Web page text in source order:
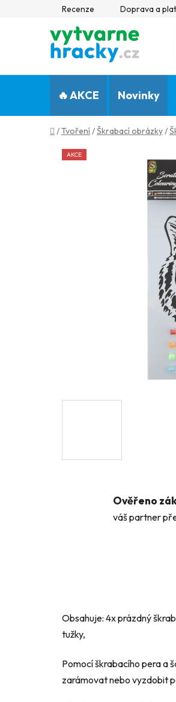
Recenze Doprava a
🔥 AKCE Novinky
Domů
/Tvoření/Škrabací obrázky/
AKCE
Ověřeno
váš partner
Obsahuje: 4x prázdný
tužky,
Pomocí škrabacího pera a
zarámovat nebo vyzdobit